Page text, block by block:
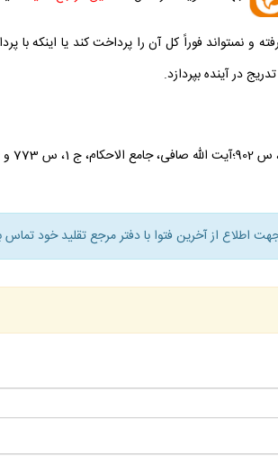
فوراً كل آن را پرداخت كند يا اينكه با
در آينده بپردازد.
اطلاع از آخرين فتوا با دفتر مرجع تقليد خود تماس